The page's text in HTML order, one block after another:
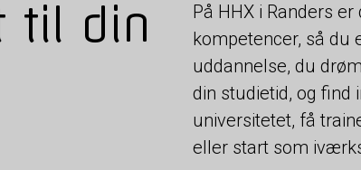
til din
På HHX i Randers
kompetencer, så du
uddannelse, du
din studietid, og find
universitetet, få
eller start som